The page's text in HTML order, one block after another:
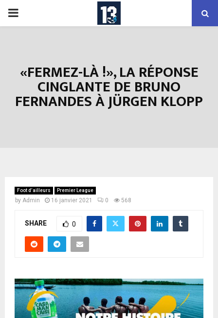
PRIMARY
«FERMEZ-LÀ !», LA RÉPONSE
CINGLANTE DE BRUNO
FERNANDES À JÜRGEN KLOPP
Foot d’ailleurs Premier League
by Admin 16 janvier 2021 0 568
SHARE 0